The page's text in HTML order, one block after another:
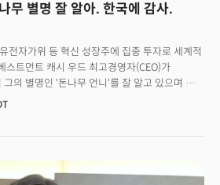
무 별명 잘 알아. 한국에 감사.
전자가위 등 혁신 성장주에 집중 투자로 세계적
스트먼트 캐시 우드 최고경영자(CEO)가
의 별명인 '돈나무 언니'를 잘 알고 있으며 한국
있다고 평가했다. 한국의 산업으로는 '배터리',
를 갖춘 나라다. 한국의 툴젠 같은 기업이나
롭게 지켜보고 있다"고 말했다.